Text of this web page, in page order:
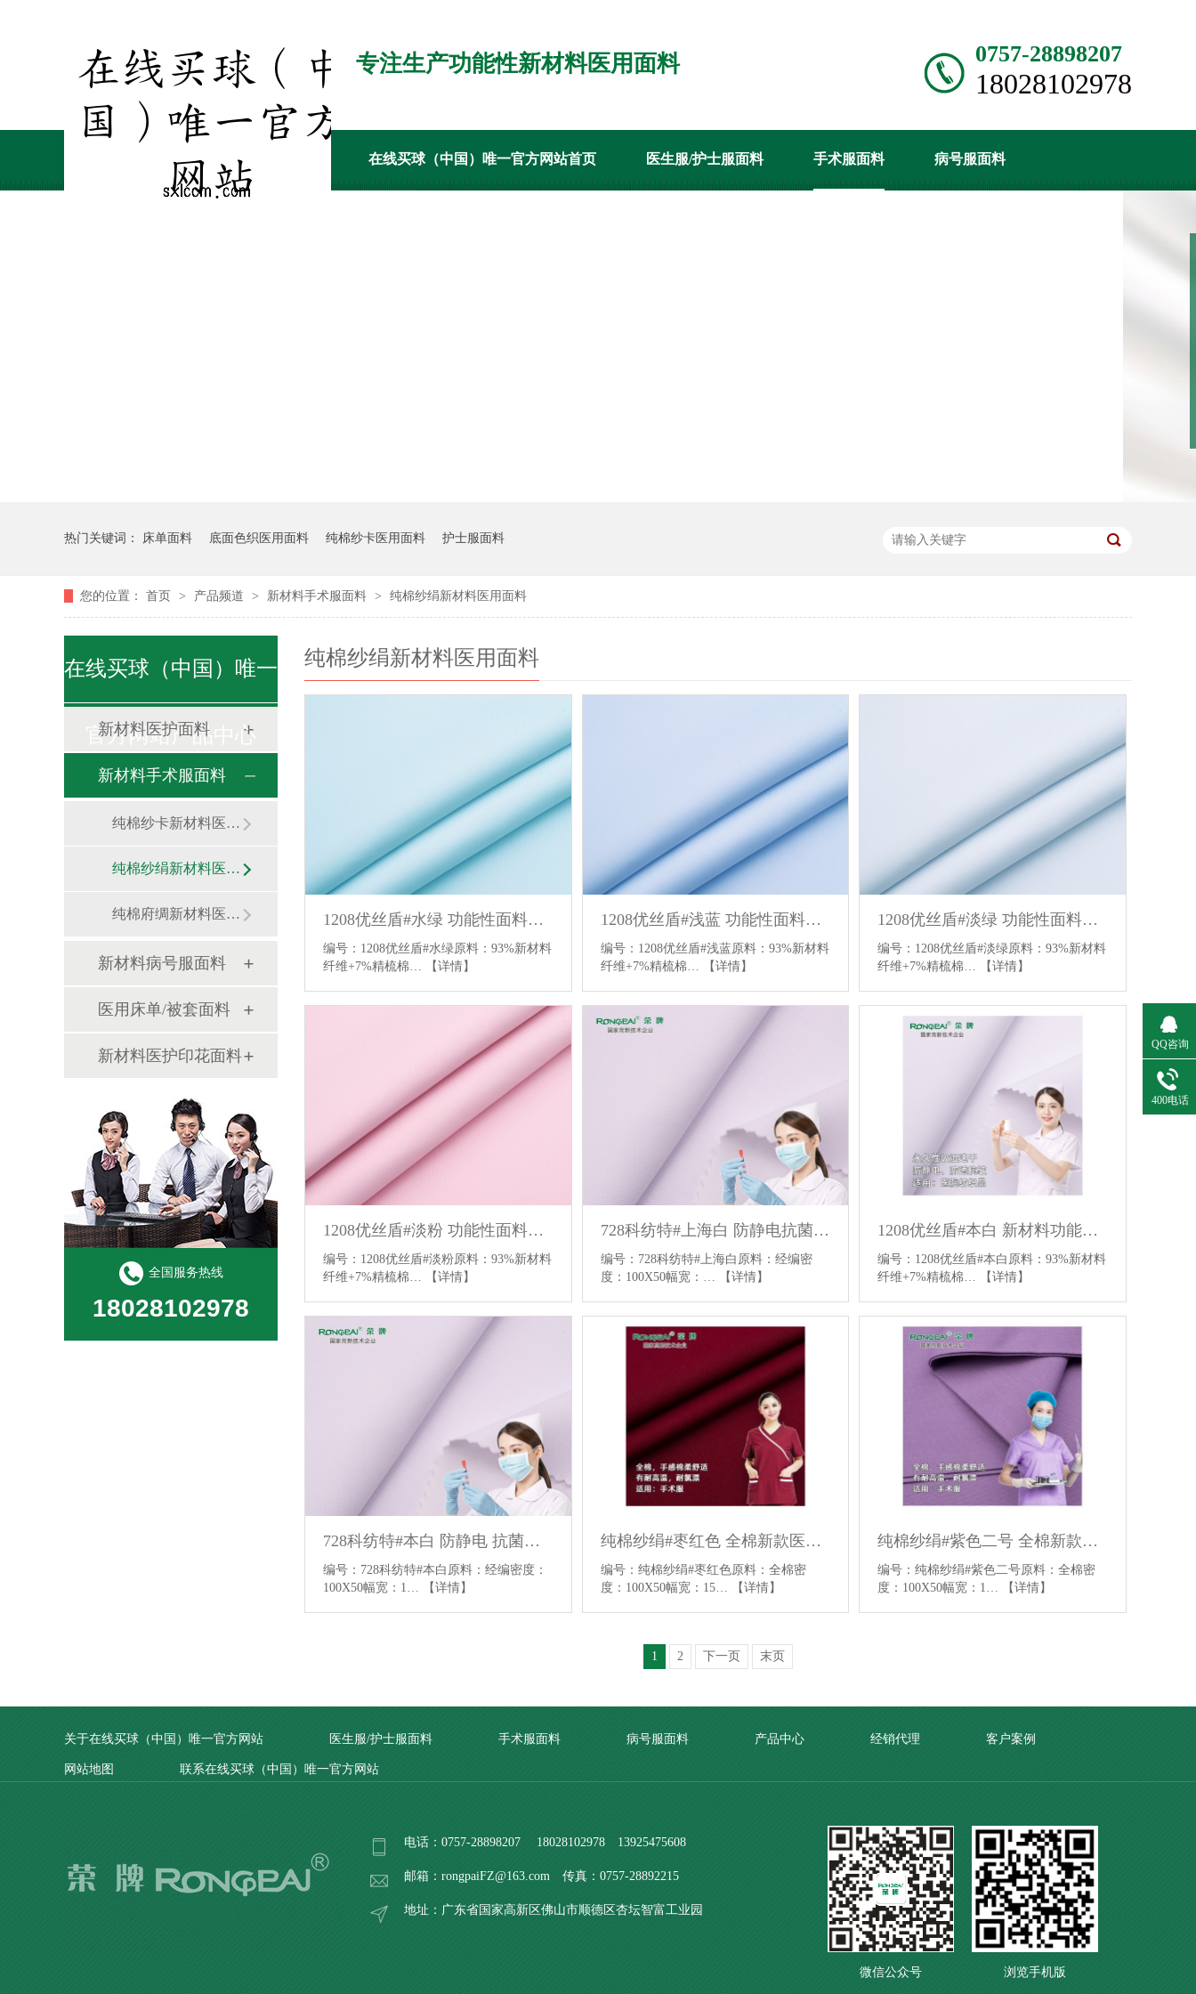
专注生产功能性新材料医用面料 0757-28898207
18028102978
在线买球（中国）唯一官方网站首页 医生服/护士服面料 手术服面料 病号服面料
热门关键词： 床单面料 底面色织医用面料 纯棉纱卡医用面料 护士服面料
您的位置： 首页 > 产品频道 > 新材料手术服面料 > 纯棉纱绢新材料医用面料
在线买球（中国）唯一
官方网站产品中心
新材料医护面料
新材料手术服面料
纯棉纱卡新材料医护面料
纯棉纱绢新材料医用面料
纯棉府绸新材料医用面料
新材料病号服面料
医用床单/被套面料
新材料医护印花面料
全国服务热线
18028102978
纯棉纱绢新材料医用面料
1208优丝盾#水绿 功能性面料布料 医护服面料 防静电 里棉感面料
编号：1208优丝盾#水绿原料：93%新材料
纤维+7%精梳棉…
【详情】
1208优丝盾#浅蓝 功能性面料布料 医护服面料 防静电 里棉感面料
编号：1208优丝盾#浅蓝原料：93%新材料
纤维+7%精梳棉…
【详情】
1208优丝盾#淡绿 功能性面料布料 医护服面料 防静电 里棉感面料
编号：1208优丝盾#淡绿原料：93%新材料
纤维+7%精梳棉…
【详情】
1208优丝盾#淡粉 功能性面料布料 医护服面料 防静电 里棉感面料
编号：1208优丝盾#淡粉原料：93%新材料
纤维+7%精梳棉…
【详情】
728科纺特#上海白 防静电抗菌抑菌医护面料针织医护服面料
编号：728科纺特#上海白原料：经编密
度：100X50幅宽：…
【详情】
1208优丝盾#本白 新材料功能性 医护服面料 防静电 里棉感面料
编号：1208优丝盾#本白原料：93%新材料
纤维+7%精梳棉…
【详情】
728科纺特#本白 防静电 抗菌抑菌医护面料针织医护服面料
编号：728科纺特#本白原料：经编密度：
100X50幅宽：1…
【详情】
纯棉纱绢#枣红色 全棉新款医用面料平纹医用手术服面料
编号：纯棉纱绢#枣红色原料：全棉密
度：100X50幅宽：15…
【详情】
纯棉纱绢#紫色二号 全棉新款医用面料平纹医用手术服面料
编号：纯棉纱绢#紫色二号原料：全棉密
度：100X50幅宽：1…
【详情】
1 2 下一页 末页
关于在线买球（中国）唯一官方网站 医生服/护士服面料 手术服面料 病号服面料 产品中心 经销代理 客户案例
网站地图 联系在线买球（中国）唯一官方网站
电话：0757-28898207 18028102978 13925475608
邮箱：rongpaiFZ@163.com 传真：0757-28892215
地址：广东省国家高新区佛山市顺德区杏坛智富工业园
微信公众号 浏览手机版
QQ咨询
400电话